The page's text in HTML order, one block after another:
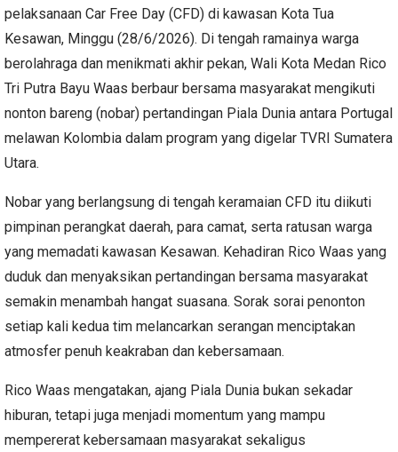
pelaksanaan Car Free Day (CFD) di kawasan Kota Tua
Kesawan, Minggu (28/6/2026). Di tengah ramainya warga
berolahraga dan menikmati akhir pekan, Wali Kota Medan Rico
Tri Putra Bayu Waas berbaur bersama masyarakat mengikuti
nonton bareng (nobar) pertandingan Piala Dunia antara Portugal
melawan Kolombia dalam program yang digelar TVRI Sumatera
Utara.
Nobar yang berlangsung di tengah keramaian CFD itu diikuti
pimpinan perangkat daerah, para camat, serta ratusan warga
yang memadati kawasan Kesawan. Kehadiran Rico Waas yang
duduk dan menyaksikan pertandingan bersama masyarakat
semakin menambah hangat suasana. Sorak sorai penonton
setiap kali kedua tim melancarkan serangan menciptakan
atmosfer penuh keakraban dan kebersamaan.
Rico Waas mengatakan, ajang Piala Dunia bukan sekadar
hiburan, tetapi juga menjadi momentum yang mampu
mempererat kebersamaan masyarakat sekaligus